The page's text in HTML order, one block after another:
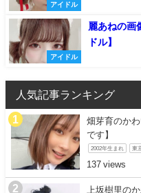
アイドル
アイドル
麗あねの画
ドル】
人気記事ランキング
畑芽育のか
です】
2002年生まれ 東
137
上坂樹里の